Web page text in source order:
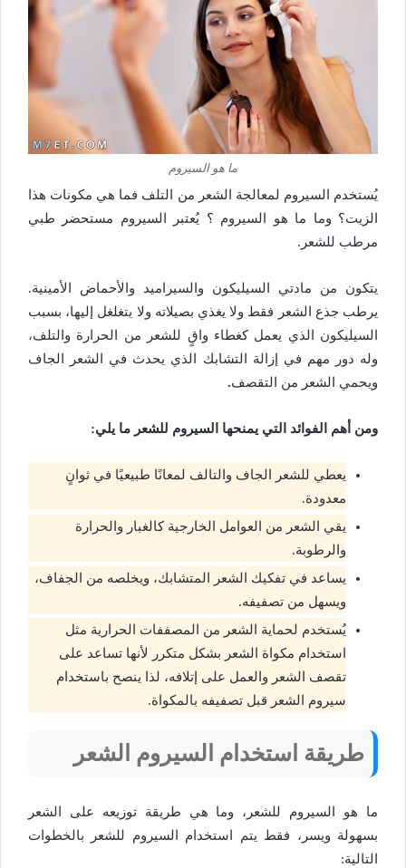
ما هو السيروم
يُستخدم السيروم لمعالجة الشعر من التلف فما هي مكونات هذا
الزيت؟ وما
ما هو السيروم ؟ يُعتبر السيروم مستحضر طبي
مرطب للشعر.
يتكون من مادتي السيليكون
والسيراميد والأحماض الأمينية.
يرطب جذع الشعر فقط ولا يغذي بصيلاته ولا يتغلغل إليها، بسبب
السيليكون الذي يعمل كغطاء واقٍ للشعر من الحرارة والتلف،
وله دور مهم في إزالة التشابك الذي يحدث في الشعر الجاف
ويحمي الشعر من التقصف.
ومن أهم الفوائد التي يمنحها السيروم للشعر ما يلي:
يعطي للشعر الجاف والتالف لمعانًا طبيعيًا في ثوانٍ
معدودة.
يقي الشعر من العوامل الخارجية كالغبار والحرارة
والرطوبة.
يساعد في تفكيك الشعر المتشابك، ويخلصه من الجفاف،
ويسهل من تصفيفه.
يُستخدم لحماية الشعر من المصففات الحرارية مثل
استخدام مكواة الشعر بشكل متكرر لأنها تساعد على
تقصف الشعر والعمل على إتلافه، لذا ينصح باستخدام
سيروم الشعر قبل تصفيفه بالمكواة.
طريقة استخدام السيروم الشعر
ما هو السيروم للشعر، وما هي طريقة توزيعه على الشعر
بسهولة ويسر، فقط يتم استخدام السيروم للشعر بالخطوات
التالية: